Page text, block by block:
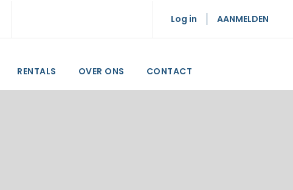
Log in AANMELDEN
RENTALS OVER ONS CONTACT